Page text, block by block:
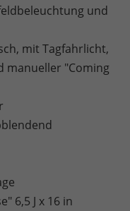
und
mit Tagfahrlicht,
manueller "Coming
6,5 J x 16 in